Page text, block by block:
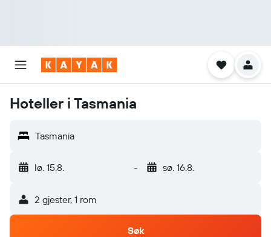
Hoteller i Tasmania
Tasmania
lø. 15.8. - sø. 16.8.
2 gjester, 1 rom
Søk